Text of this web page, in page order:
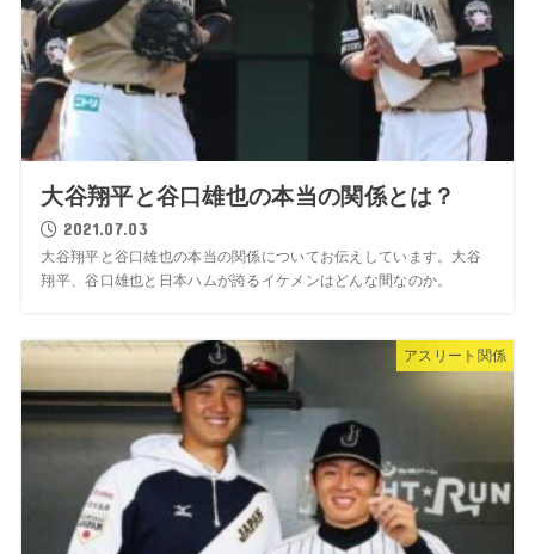
大谷翔平と谷口雄也の本当の関係とは？
2021.07.03
大谷翔平と谷口雄也の本当の関係についてお伝えしています。大谷
翔平、谷口雄也と日本ハムが誇るイケメンはどんな間なのか。
アスリート関係